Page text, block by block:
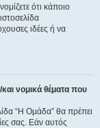
ότι κάποιο
ιδέες ή να
νομικά θέματα που
“Η Ομάδα” θα πρέπει
σας. Εάν αυτός